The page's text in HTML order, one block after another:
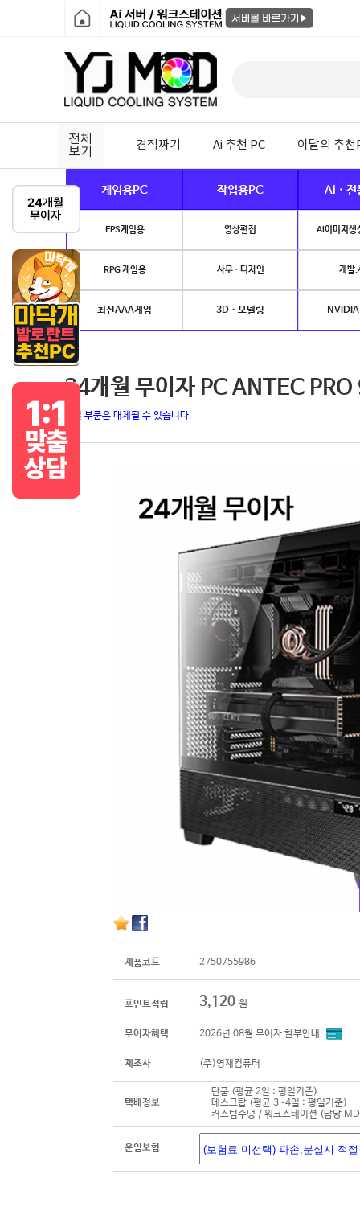
전체
보기
견적짜기 Ai 추천 PC 이달의 추천
게임용PC 작업용PC Ai · 전
FPS게임용 영상편집 AI이미지생
RPG 게임용 사무 · 디자인 개발.
최신AAA게임 3D · 모델링
24개월 무이자 PC ANTEC
품절 부품은 대체될 수 있습니다.
제품코드 2750755986
포인트적립 3,120 원
무이자혜택 2026년 08월 무이자 할부안내
제조사 (주)영재컴퓨터
택배정보
단품 (평균 2일 : 평일기준)
데스크탑 (평균 3~4일 : 평일기준)
커스텀수냉 / 워크스테이션 (담당
운임보험